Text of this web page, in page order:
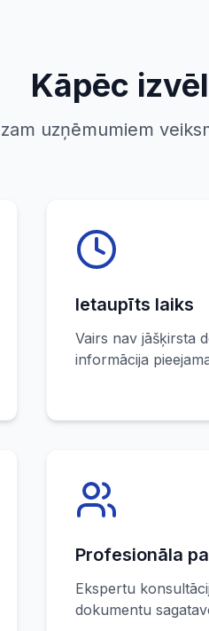
Kāpēc
uzņēmumiem
Ietaupīts laiks
Vairs nav jāšķirsta
informācija
Profesionāla
Ekspertu
dokumentu